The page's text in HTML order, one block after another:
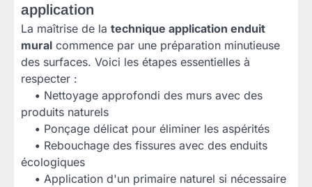
application
La maîtrise de la technique application enduit
mural commence par une préparation minutieuse
des surfaces. Voici les étapes essentielles à
respecter :
• Nettoyage approfondi des murs avec des
produits naturels
• Ponçage délicat pour éliminer les aspérités
• Rebouchage des fissures avec des enduits
écologiques
• Application d'un primaire naturel si nécessaire